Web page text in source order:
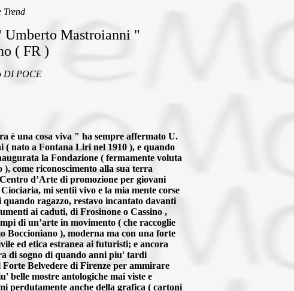
Trend
Umberto Mastroianni "
( FR )
DI POCE
è una cosa viva " ha sempre affermato U.
( nato a Fontana Liri nel 1910 ), e quando
la Fondazione ( fermamente voluta
), come riconoscimento alla sua terra
d’Arte di promozione per giovani
mi sentii vivo e la mia mente corse
ragazzo, restavo incantato davanti
ai caduti, di Frosinone o Cassino ,
di un’arte in movimento ( che raccoglie
Boccioniano ), moderna ma con una forte
ed etica estranea ai futuristi; e ancora
di sogno di quando anni piu' tardi
Belvedere di Firenze per ammirare
belle mostre antologiche mai viste e
perdutamente anche della grafica ( cartoni